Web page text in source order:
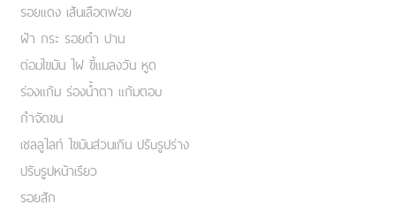
รอยแดง เส้นเลือดฟอย
ฝ้า กระ รอยดำ ปาน
ต่อมไขมัน ไฝ ขี้แมลงวัน หูด
ร่องแก้ม ร่องน้ำตา แก้มตอบ
กำจัดขน
เชลลูไลท์ ไขมันส่วนเกิน ปรับรูปร่าง
ปรับรูปหน้าเรียว
รอยสัก